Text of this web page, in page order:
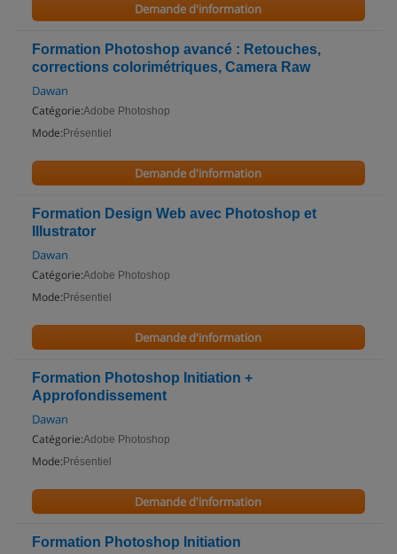
Demande d'information
Formation Photoshop avancé : Retouches,
corrections colorimétriques, Camera Raw
Dawan
Catégorie:Adobe Photoshop
Mode: Présentiel
Demande d'information
Formation Design Web avec Photoshop et
Illustrator
Dawan
Catégorie:Adobe Photoshop
Mode: Présentiel
Demande d'information
Formation Photoshop Initiation +
Approfondissement
Dawan
Catégorie:Adobe Photoshop
Mode: Présentiel
Demande d'information
Formation Photoshop Initiation